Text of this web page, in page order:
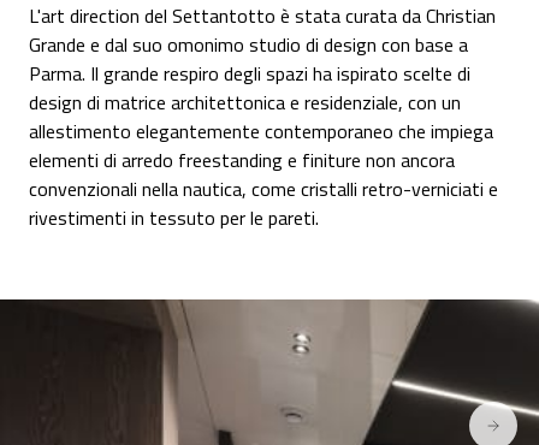
L'art direction del Settantotto è stata curata da Christian
Grande e dal suo omonimo studio di design con base a
Parma. Il grande respiro degli spazi ha ispirato scelte di
design di matrice architettonica e residenziale, con un
allestimento elegantemente contemporaneo che impiega
elementi di arredo freestanding e finiture non ancora
convenzionali nella nautica, come cristalli retro-verniciati e
rivestimenti in tessuto per le pareti.